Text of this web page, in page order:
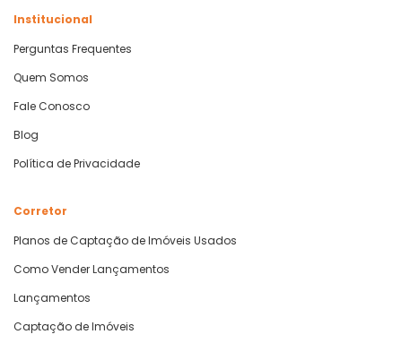
Institucional
Perguntas Frequentes
Quem Somos
Fale Conosco
Blog
Política de Privacidade
Corretor
Planos de Captação de Imóveis Usados
Como Vender Lançamentos
Lançamentos
Captação de Imóveis